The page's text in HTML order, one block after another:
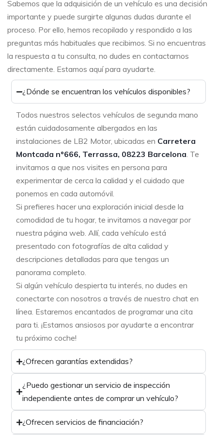
Sabemos que la adquisición de un vehículo es una decisión
importante y puede surgirte algunas dudas durante el
proceso. Por ello, hemos recopilado y respondido a las
preguntas más habituales que recibimos. Si no encuentras
la respuesta a tu consulta, no dudes en contactarnos
directamente. Estamos aquí para ayudarte.
¿Dónde se encuentran los vehículos disponibles?
Todos nuestros selectos vehículos de segunda mano
están cuidadosamente albergados en las
instalaciones de LB2 Motor, ubicadas en Carretera
Montcada nº666, Terrassa, 08223 Barcelona. Te
invitamos a que nos visites en persona para
experimentar de cerca la calidad y el cuidado que
ponemos en cada automóvil.
Si prefieres hacer una exploración inicial desde la
comodidad de tu hogar, te invitamos a navegar por
nuestra página web. Allí, cada vehículo está
presentado con fotografías de alta calidad y
descripciones detalladas para que tengas un
panorama completo.
Si algún vehículo despierta tu interés, no dudes en
conectarte con nosotros a través de nuestro chat en
línea. Estaremos encantados de programar una cita
para ti. ¡Estamos ansiosos por ayudarte a encontrar
tu próximo coche!
¿Ofrecen garantías extendidas?
¿Puedo gestionar un servicio de inspección
independiente antes de comprar un vehículo?
¿Ofrecen servicios de financiación?